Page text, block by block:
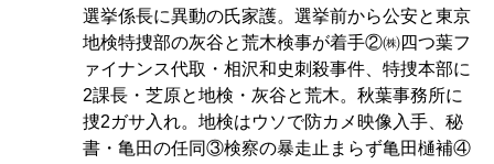
選挙係長に異動の氏家護。選挙前から公安と東京
地検特捜部の灰谷と荒木検事が着手②㈱四つ葉フ
ァイナンス代取・相沢和史刺殺事件、特捜本部に
2課長・芝原と地検・灰谷と荒木。秋葉事務所に
捜2ガサ入れ。地検はウソで防カメ映像入手、秘
書・亀田の任同③検察の暴走止まらず亀田樋補④